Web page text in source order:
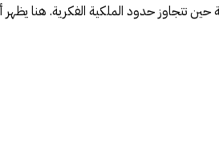
تتجاوز حدود الملكية الفكرية. هنا يظهر